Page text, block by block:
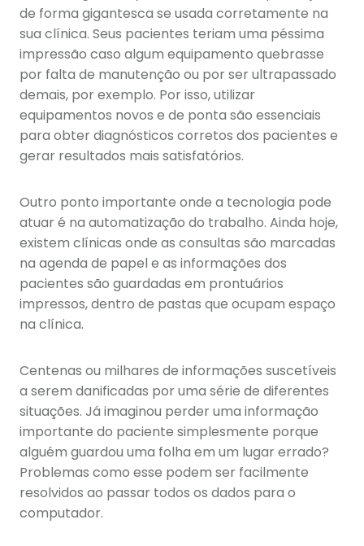
de forma gigantesca se usada corretamente na
sua clínica. Seus pacientes teriam uma péssima
impressão caso algum equipamento quebrasse
por falta de manutenção ou por ser ultrapassado
demais, por exemplo. Por isso, utilizar
equipamentos novos e de ponta são essenciais
para obter diagnósticos corretos dos pacientes e
gerar resultados mais satisfatórios.
Outro ponto importante onde a tecnologia pode
atuar é na automatização do trabalho. Ainda hoje,
existem clínicas onde as consultas são marcadas
na agenda de papel e as informações dos
pacientes são guardadas em prontuários
impressos, dentro de pastas que ocupam espaço
na clínica.
Centenas ou milhares de informações suscetíveis
a serem danificadas por uma série de diferentes
situações. Já imaginou perder uma informação
importante do paciente simplesmente porque
alguém guardou uma folha em um lugar errado?
Problemas como esse podem ser facilmente
resolvidos ao passar todos os dados para o
computador.